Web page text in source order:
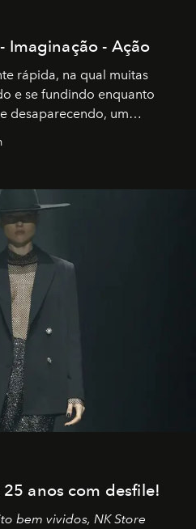
Imaginação - Ação
rápida, na qual muitas
e se fundindo enquanto
desaparecendo, um
caminho para muitos
senso de missão na vida e
anos com desfile!
bem vividos, NK Store